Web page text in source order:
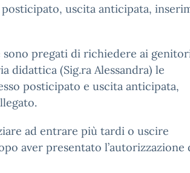
uscita anticipata,
pregati di richiedere ai
didattica (Sig.ra Alessandra) le
posticipato e uscita anticipata,
ad entrare più tardi o uscire
aver presentato l’autorizzazione